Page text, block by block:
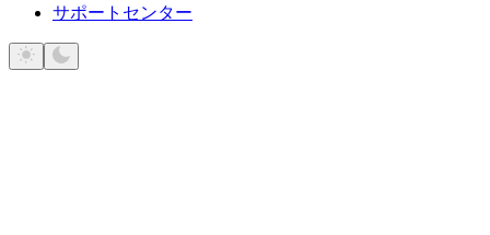
サポートセンター